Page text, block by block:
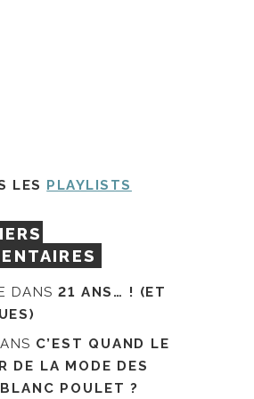
LES PLAYLISTS
DANS21 ANS… ! (ET
C’EST QUAND LE
DE LA MODE DES
POULET ?